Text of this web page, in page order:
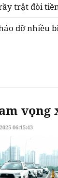
trật đòi
dỡ nhiều
vọng
06:15:43